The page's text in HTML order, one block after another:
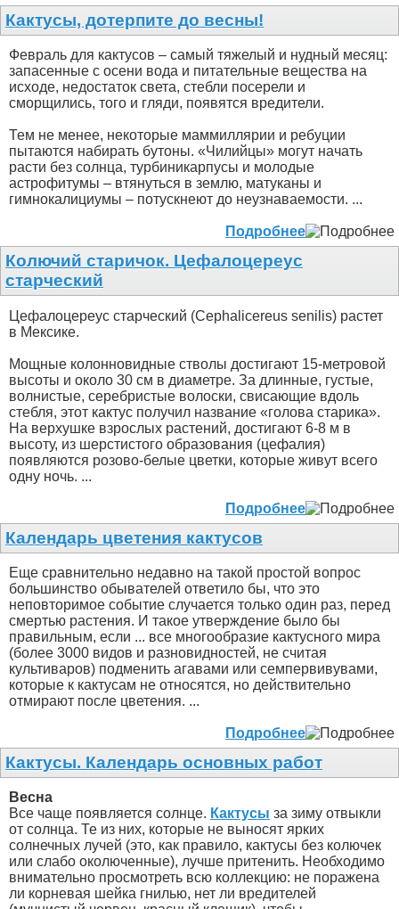
Кактусы, дотерпите до весны!
Февраль для кактусов – самый тяжелый и нудный месяц:
запасенные с осени вода и питательные вещества на
исходе, недостаток света, стебли посерели и
сморщились, того и гляди, появятся вредители.
Тем не менее, некоторые маммиллярии и ребуции
пытаются набирать бутоны. «Чилийцы» могут начать
расти без солнца, турбиникарпусы и молодые
астрофитумы – втянуться в землю, матуканы и
гимнокалициумы – потускнеют до неузнаваемости. ...
Подробнее
Колючий старичок. Цефалоцереус
старческий
Цефалоцереус старческий (Cephalicereus senilis) растет
в Мексике.
Мощные колонновидные стволы достигают 15-метровой
высоты и около 30 см в диаметре. За длинные, густые,
волнистые, серебристые волоски, свисающие вдоль
стебля, этот кактус получил название «голова старика».
На верхушке взрослых растений, достигают 6-8 м в
высоту, из шерстистого образования (цефалия)
появляются розово-белые цветки, которые живут всего
одну ночь. ...
Подробнее
Календарь цветения кактусов
Еще сравнительно недавно на такой простой вопрос
большинство обывателей ответило бы, что это
неповторимое событие случается только один раз, перед
смертью растения. И такое утверждение было бы
правильным, если ... все многообразие кактусного мира
(более 3000 видов и разновидностей, не считая
культиваров) подменить агавами или семпервивувами,
которые к кактусам не относятся, но действительно
отмирают после цветения. ...
Подробнее
Кактусы. Календарь основных работ
Весна
Все чаще появляется солнце. Кактусы за зиму отвыкли
от солнца. Те из них, которые не выносят ярких
солнечных лучей (это, как правило, кактусы без колючек
или слабо околюченные), лучше притенить. Необходимо
внимательно просмотреть всю коллекцию: не поражена
ли корневая шейка гнилью, нет ли вредителей